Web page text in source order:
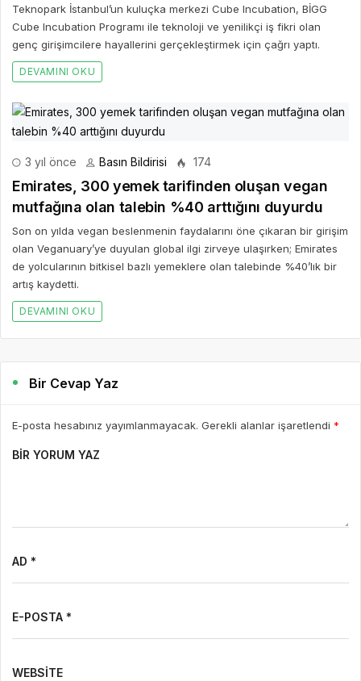
Teknopark İstanbul’un kuluçka merkezi Cube Incubation, BİGG
Cube Incubation Programı ile teknoloji ve yenilikçi iş fikri olan
genç girişimcilere hayallerini gerçekleştirmek için çağrı yaptı.
DEVAMINI OKU
3 yıl önce Basın Bildirisi 174
Emirates, 300 yemek tarifinden oluşan vegan
mutfağına olan talebin %40 arttığını duyurdu
Son on yılda vegan beslenmenin faydalarını öne çıkaran bir girişim
olan Veganuary’ye duyulan global ilgi zirveye ulaşırken; Emirates
de yolcularının bitkisel bazlı yemeklere olan talebinde %40’lık bir
artış kaydetti.
DEVAMINI OKU
Bir Cevap Yaz
E-posta hesabınız yayımlanmayacak. Gerekli alanlar işaretlendi *
BIR YORUM YAZ
AD *
E-POSTA *
WEBSITE